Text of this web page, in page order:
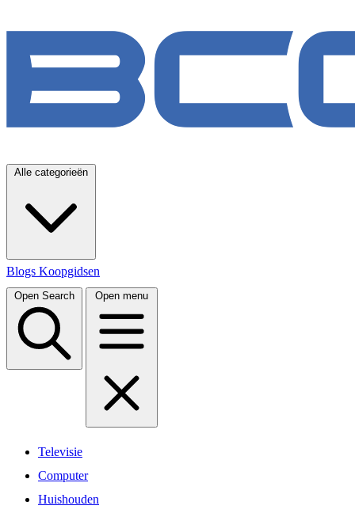
Alle categorieën
Blogs Koopgidsen
Open Search Open menu
Televisie
Computer
Huishouden